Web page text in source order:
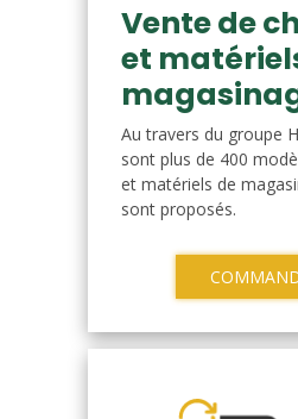
Vente de
et
Au travers du groupe
sont plus de 400
et matériels de
sont proposés.